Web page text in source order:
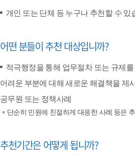
개인 또는 단체 등 누구나 추천할 수 있
어떤 분들이 추천 대상입니까?
적극행정을 통해 업무절차 또는 규제
어려운 부분에 대해 새로운 해결책을 제
공무원 또는 정책사례
* 단순히 민원에 친절하게 대응한 사례 등은
추천기간은 어떻게 됩니까?